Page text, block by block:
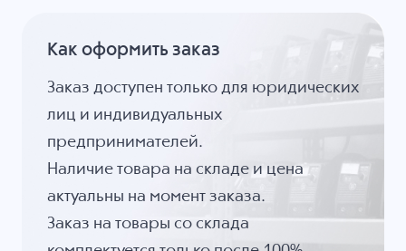
Как оформить заказ
Заказ доступен только для юридических
лиц и индивидуальных
предпринимателей.
Наличие товара на складе и цена
актуальны на момент заказа.
Заказ на товары со склада